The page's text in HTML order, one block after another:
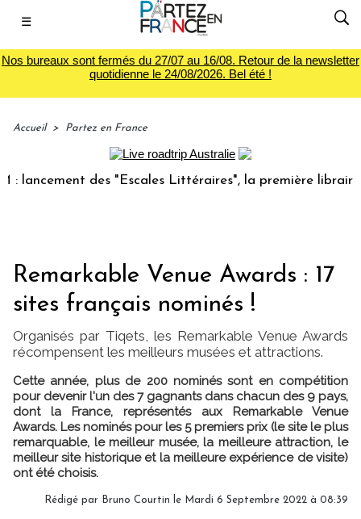
☰
Nos bureaux sont fermés du 27/07 au 16/08. Retour de la newsletter
quotidienne le 24/08/2026. Bel été !
Accueil > Partez en France
des "Escales Littéraires", la première librairie du
Remarkable Venue Awards : 17
sites français nominés !
Organisés par Tiqets, les Remarkable Venue Awards
récompensent les meilleurs musées et attractions.
Cette année, plus de 200 nominés sont en compétition
pour devenir l'un des 7 gagnants dans chacun des 9 pays,
dont la France, représentés aux Remarkable Venue
Awards. Les nominés pour les 5 premiers prix (le site le plus
remarquable, le meilleur musée, la meilleure attraction, le
meilleur site historique et la meilleure expérience de visite)
ont été choisis.
Rédigé par Bruno Courtin le Mardi 6 Septembre 2022 à 08:39